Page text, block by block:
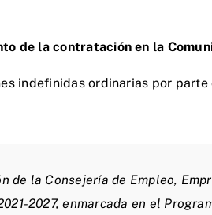
de la contratación en la
indefinidas ordinarias por
de la Consejería de Empleo,
2027, enmarcada en el